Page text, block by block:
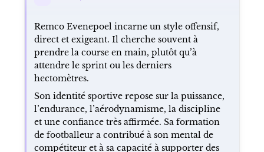
Remco Evenepoel incarne un style offensif,
direct et exigeant. Il cherche souvent à
prendre la course en main, plutôt qu’à
attendre le sprint ou les derniers
hectomètres.
Son identité sportive repose sur la puissance,
l’endurance, l’aérodynamisme, la discipline
et une confiance très affirmée. Sa formation
de footballeur a contribué à son mental de
compétiteur et à sa capacité à supporter des